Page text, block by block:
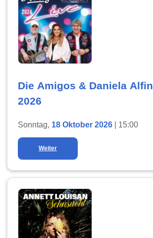
Die Amigos & Daniela
2026
Sonntag, 18 Oktober 2026 | 15:00
Weiter